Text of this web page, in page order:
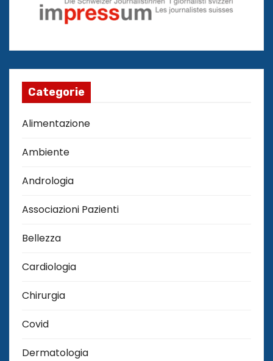
Categorie
Alimentazione
Ambiente
Andrologia
Associazioni Pazienti
Bellezza
Cardiologia
Chirurgia
Covid
Dermatologia